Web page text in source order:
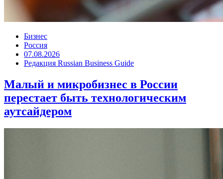
Бизнес
Россия
07.08.2026
Редакция Russian Business Guide
Малый и микробизнес в России
перестает быть технологическим
аутсайдером